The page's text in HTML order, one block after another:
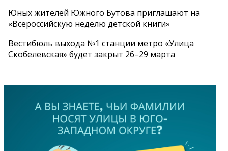
Юных жителей Южного Бутова приглашают на
«Всероссийскую неделю детской книги»
Вестибюль выхода №1 станции метро «Улица
Скобелевская» будет закрыт 26–29 марта